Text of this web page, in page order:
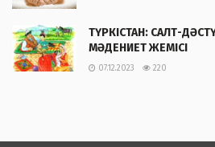
ТҮРКІСТАН: САЛТ-
МӘДЕНИЕТ ЖЕМІСІ
07.12.2023 220